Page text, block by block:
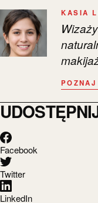
KASIA
Facebook
Twitter
LinkedIn